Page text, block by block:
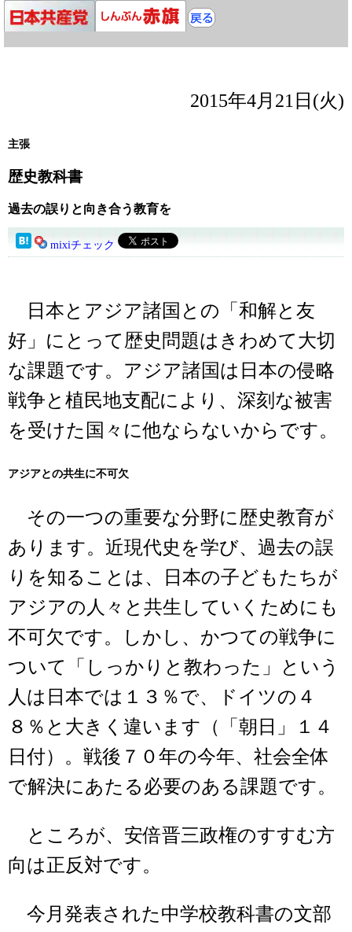
2015年4月21日(火)
主張
歴史教科書
過去の誤りと向き合う教育を
mixiチェック
日本とアジア諸国との「和解と友
好」にとって歴史問題はきわめて大切
な課題です。アジア諸国は日本の侵略
戦争と植民地支配により、深刻な被害
を受けた国々に他ならないからです。
アジアとの共生に不可欠
その一つの重要な分野に歴史教育が
あります。近現代史を学び、過去の誤
りを知ることは、日本の子どもたちが
アジアの人々と共生していくためにも
不可欠です。しかし、かつての戦争に
ついて「しっかりと教わった」という
人は日本では１３％で、ドイツの４
８％と大きく違います（「朝日」１４
日付）。戦後７０年の今年、社会全体
で解決にあたる必要のある課題です。
ところが、安倍晋三政権のすすむ方
向は正反対です。
今月発表された中学校教科書の文部